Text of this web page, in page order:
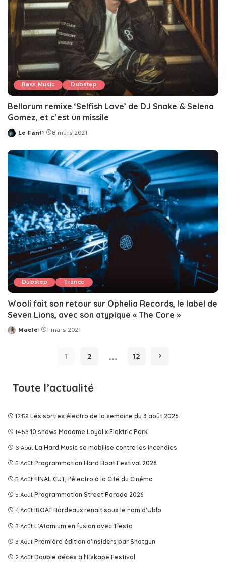
Bass Music Dubstep
Bellorum remixe ‘Selfish Love’ de DJ Snake & Selena
Gomez, et c’est un missile
Posted
Le Fanf' 8 mars 2021
Dubstep Trance
Wooli fait son retour sur Ophelia Records, le label de
Seven Lions, avec son atypique « The Core »
Posted
Maele 1 mars 2021
1 2 … 12
Toute l’actualité
12:59 Les sorties électro de la semaine du 3 août 2026
14:53 10 shows Madame Loyal x Elektric Park
6 Août La Hard Music se mobilise contre les incendies
5 Août Programmation Hard Boat Festival 2026
5 Août FINAL CUT, l'électro à la Cité du Cinéma
5 Août Programmation Street Parade 2026
4 Août IBOAT Bordeaux renaît sous le nom d'Ublo
3 Août L’Atomium en fusion avec Tîesto
3 Août Première édition d'Insiders par Shotgun
2 Août Double décès à l'Eskape Festival